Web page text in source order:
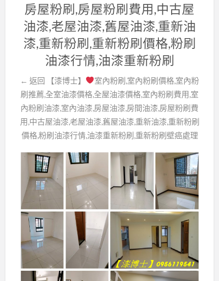
房屋粉刷,房屋粉刷費用,中古屋
油漆,老屋油漆,舊屋油漆,重新油
漆,重新粉刷,重新粉刷價格,粉刷
油漆行情,油漆重新粉刷
← 返回 【漆博士】
室內粉刷,室內粉刷價格,室內粉
刷推薦,全室油漆價格,全屋油漆價格,室內粉刷費用,室
內粉刷油漆,室內油漆,房屋油漆,房間油漆,房屋粉刷費
用,中古屋油漆,老屋油漆,舊屋油漆,重新油漆,重新粉刷
價格,粉刷油漆行情,油漆重新粉刷,重新粉刷壁癌處理